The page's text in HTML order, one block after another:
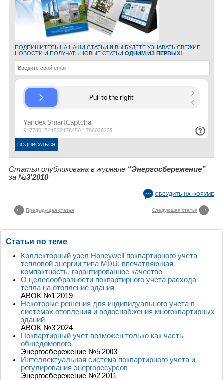
ПОДПИШИТЕСЬ НА НАШИ СТАТЬИ И ВЫ БУДЕТЕ УЗНАВАТЬ СВЕЖИЕ
НОВОСТИ И ПОЛУЧАТЬ НОВЫЕ СТАТЬИ ОДНИМ ИЗ ПЕРВЫХ!
Статья опубликована в журнале “Энергосбережение”
за №3'2010
ОБСУДИТЬ НА ФОРУМЕ
Предыдущая статья Следующая статья
Статьи по теме
Коллекторный узел Honeywell поквартирного учета
тепловой энергии типа MDU: впечатляющая
компактность, гарантированное качество
О целесообразности поквартирного учета расхода
тепла на отопление здания
АВОК №1'2019
Некоторые решения для индивидуального учета в
системах отопления и водоснабжения многоквартирных
зданий
АВОК №3'2024
Поквартирный учет возможен только как часть
общедомового
Энергосбережение №5'2003
Интеллектуальная система поквартирного учета и
регулирования энергоресурсов
Энергосбережение №2'2011